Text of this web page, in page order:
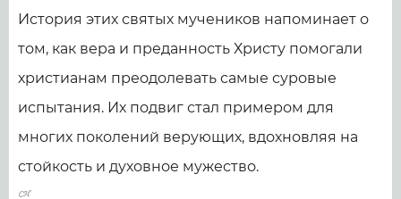
История этих святых мучеников напоминает о
том, как вера и преданность Христу помогали
христианам преодолевать самые суровые
испытания. Их подвиг стал примером для
многих поколений верующих, вдохновляя на
стойкость и духовное мужество.